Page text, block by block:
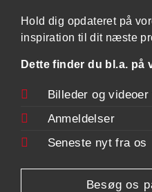
Hold dig opdateret på
inspiration til dit næste
Dette finder du bl.a. på
Billeder og
Anmeldelser
Seneste nyt fra os
Besøg os